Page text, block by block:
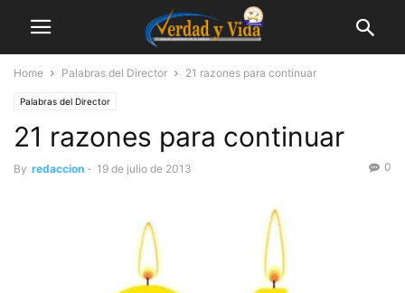
Home Palabras del Director 21 razones para continuar
Palabras del Director
21 razones para continuar
By redaccion - 19 de julio de 2013 0